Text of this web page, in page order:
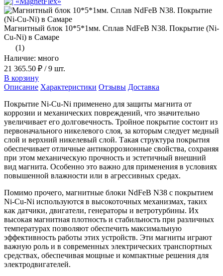
Магнитный блок 10*5*1мм. Сплав NdFeB N38. Покрытие (Ni-
Cu-Ni) в Самаре
(1)
Наличие: много
21 365.50 ₽ / 9 шт.
В корзину
Описание Характеристики Отзывы Доставка
Покрытие Ni-Cu-Ni применено для защиты магнита от
коррозии и механических повреждений, что значительно
увеличивает его долговечность. Тройное покрытие состоит из
первоначального никелевого слоя, за которым следует медный
слой и верхний никелевый слой. Такая структура покрытия
обеспечивает отличные антикоррозионные свойства, сохраняя
при этом механическую прочность и эстетичный внешний
вид магнита. Особенно это важно для применения в условиях
повышенной влажности или в агрессивных средах.
Помимо прочего, магнитные блоки NdFeB N38 с покрытием
Ni-Cu-Ni используются в высокоточных механизмах, таких
как датчики, двигатели, генераторы и ветротурбины. Их
высокая магнитная плотность и стабильность при различных
температурах позволяют обеспечить максимальную
эффективность работы этих устройств. Эти магниты играют
важную роль и в современных электрических транспортных
средствах, обеспечивая мощные и компактные решения для
электродвигателей.